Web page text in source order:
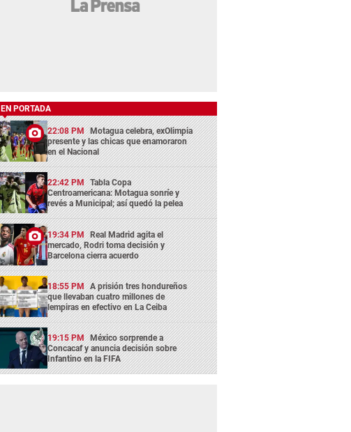
EN PORTADA
22:08 PM Motagua celebra, exOlimpia
presente y las chicas que enamoraron
en el Nacional
22:42 PM Tabla Copa
Centroamericana: Motagua sonríe y
revés a Municipal; así quedó la pelea
19:34 PM Real Madrid agita el
mercado, Rodri toma decisión y
Barcelona cierra acuerdo
18:55 PM A prisión tres hondureños
que llevaban cuatro millones de
lempiras en efectivo en La Ceiba
19:15 PM México sorprende a
Concacaf y anuncia decisión sobre
Infantino en la FIFA